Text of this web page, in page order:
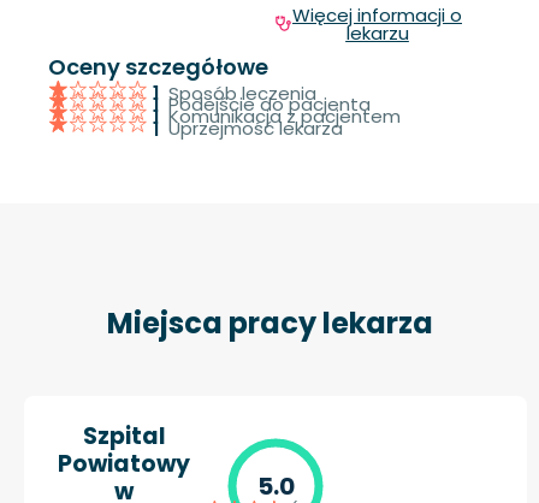
Więcej informacji o
lekarzu
Oceny szczegółowe
1 Sposób leczenia
1 Podejście do pacjenta
1 Komunikacja z pacjentem
1 Uprzejmość lekarza
Miejsca pracy lekarza
Szpital
Powiatowy
w
5.0